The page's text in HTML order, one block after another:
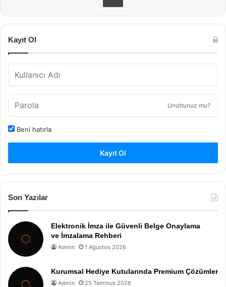
Kayıt Ol
Unuttunuz mu?
Beni hatırla
Kayıt Ol
Son Yazılar
Elektronik İmza ile Güvenli Belge Onaylama
ve İmzalama Rehberi
Admin 1 Ağustos 2026
Kurumsal Hediye Kutularında Premium Çözümler
Admin 25 Temmuz 2026